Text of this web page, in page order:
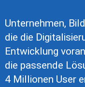
Unternehmen,
die die
Entwicklung
die passende
4 Millionen User